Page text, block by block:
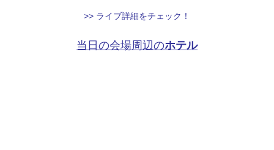
>> ライブ詳細をチェック！
当日の会場周辺のホテル